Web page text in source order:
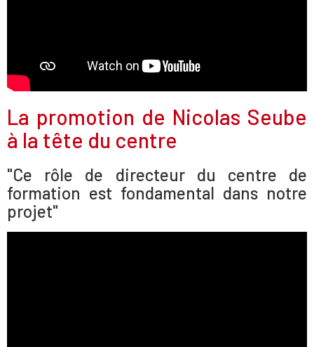
La promotion de Nicolas Seube
à la tête du centre
"Ce rôle de directeur du centre de
formation est fondamental dans notre
projet"